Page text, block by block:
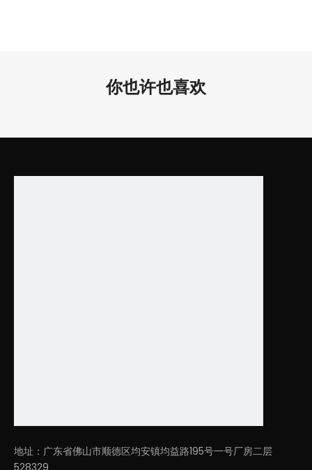
D59
广泛应用于酒店、办公室、健身房接待室、教室、餐厅等。
你也许也喜欢
地址：广东省佛山市顺德区均安镇均益路195号一号厂房二层
528329